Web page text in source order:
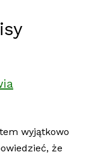
wyjątkowo
że